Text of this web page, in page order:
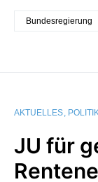
Bundesregierung
AKTUELLES POLITIK
JU für